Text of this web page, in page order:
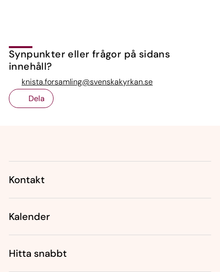
Synpunkter eller frågor på sidans
innehåll?
knista.forsamling@svenskakyrkan.se
Dela
Kontakt
Kalender
Hitta snabbt